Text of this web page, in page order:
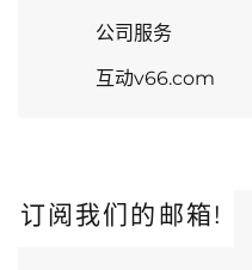
公司服务
互动v66.com
订阅我们的邮箱!